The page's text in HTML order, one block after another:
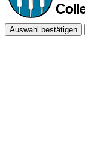
Auswahl bestätigen